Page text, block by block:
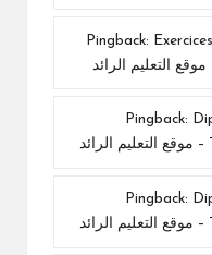
Pingback:
Pingback:
Pingback: